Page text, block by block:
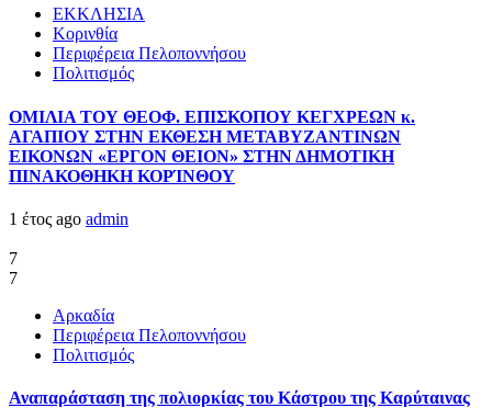
ΕΚΚΛΗΣΙΑ
Κορινθία
Περιφέρεια Πελοποννήσου
Πολιτισμός
ΟΜΙΛΙΑ ΤΟΥ ΘΕΟΦ. ΕΠΙΣΚΟΠΟΥ ΚΕΓΧΡΕΩΝ κ.
ΑΓΑΠΙΟΥ ΣΤΗΝ ΕΚΘΕΣΗ ΜΕΤΑΒΥΖΑΝΤΙΝΩΝ
ΕΙΚΟΝΩΝ «ΕΡΓΟΝ ΘΕΙΟΝ» ΣΤΗΝ ΔΗΜΟΤΙΚΗ
ΠΙΝΑΚΟΘΗΚΗ ΚΟΡΊΝΘΟΥ
1 έτος ago admin
7
7
Αρκαδία
Περιφέρεια Πελοποννήσου
Πολιτισμός
Αναπαράσταση της πολιορκίας του Κάστρου της Καρύταινας